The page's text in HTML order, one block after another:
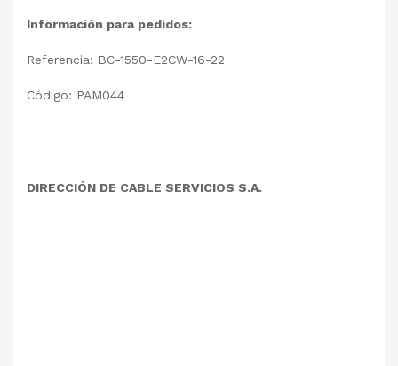
Información para pedidos:
Referencia: BC-1550-E2CW-16-22
Código: PAM044
DIRECCIÓN DE CABLE SERVICIOS S.A.